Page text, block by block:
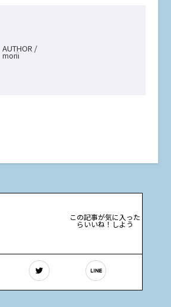
AUTHOR /
morii
この記事が気に入った
らいいね！しよう